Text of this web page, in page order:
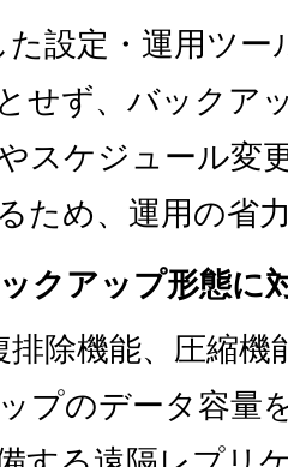
た設定・運用ツ
せず、バックア
スケジュール変
ため、運用の省
クアップ形態に
排除機能、圧縮
プのデータ容量